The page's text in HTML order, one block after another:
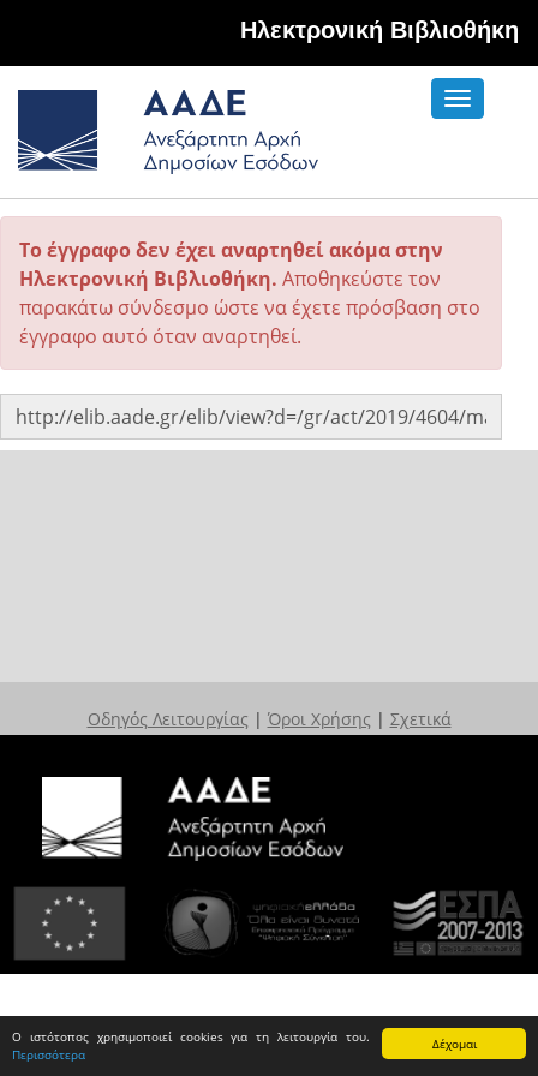
Δέχομαι
Ο ιστότοπος χρησιμοποιεί cookies για τη λειτουργία του.
Περισσότερα
Hλεκτρονική Βιβλιοθήκη
Toggle
Το έγγραφο δεν έχει αναρτηθεί ακόμα στην
Ηλεκτρονική Βιβλιοθήκη. Αποθηκεύστε τον
παρακάτω σύνδεσμο ώστε να έχετε πρόσβαση στο
έγγραφο αυτό όταν αναρτηθεί.
Οδηγός Λειτουργίας | Όροι Χρήσης | Σχετικά